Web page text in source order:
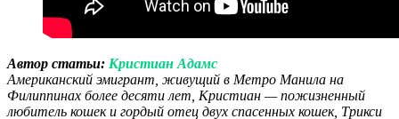
Автор статьи: Кристиан Адамс
Американский эмигрант, живущий в Метро Манила на
Филиппинах более десяти лет, Кристиан — пожизненный
любитель кошек и гордый отец двух спасенных кошек, Трикси